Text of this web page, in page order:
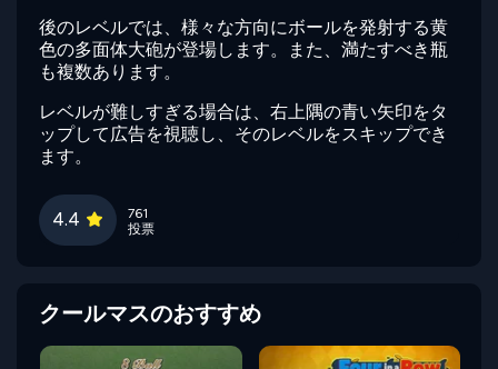
後のレベルでは、様々な方向にボールを発射する黄
色の多面体大砲が登場します。また、満たすべき瓶
も複数あります。
レベルが難しすぎる場合は、右上隅の青い矢印をタ
ップして広告を視聴し、そのレベルをスキップでき
ます。
4.4
761
投票
クールマスのおすすめ